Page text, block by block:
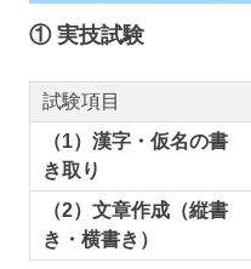
① 実技試験
試験項目
（1）漢字・仮名の書
き取り
（2）文章作成（縦書
き・横書き）